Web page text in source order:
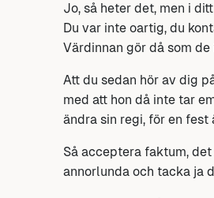
Jo, så heter det, men i
Du var inte oartig, du
Värdinnan gör då som
Att du sedan hör av dig
med att hon då inte tar
ändra sin regi, för en
Så acceptera faktum,
annorlunda och tacka ja